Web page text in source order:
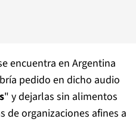
encuentra en Argentina
pedido en dicho audio
" y dejarlas sin alimentos
de organizaciones afines a